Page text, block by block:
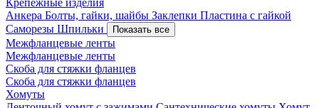
Крепежные изделия
Анкера Болты, гайки, шайбы Заклепки Пластина с гайкой
Саморезы Шпильки Показать все
Межфланцевые ленты
Межфланцевые ленты
Скоба для стяжки фланцев
Скоба для стяжки фланцев
Хомуты